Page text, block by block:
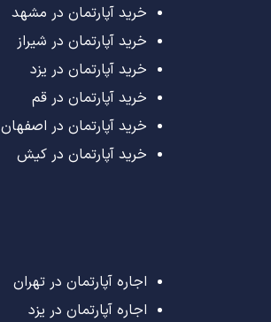
خرید آپارتمان در مشهد
خرید آپارتمان در شیراز
خرید آپارتمان در یزد
خرید آپارتمان در قم
خرید آپارتمان در اصفهان
خرید آپارتمان در کیش
اجاره آپارتمان در تهران
اجاره آپارتمان در یزد